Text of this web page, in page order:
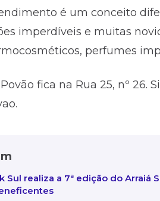
é um conceito
imperdíveis e muitas
perfumes
fica na Rua 25, nº 26.
Sul realiza a 7ª edição do Arraiá